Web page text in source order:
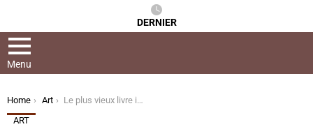
DERNIER
Menu
You are here:
Home Art
Le plus vieux livre intact d’Europe a été découvert à l’intérieur du cercueil d’un saint
ART